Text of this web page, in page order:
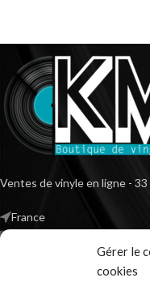
Gérer le
cookies
Ventes de vinyle en ligne -
France